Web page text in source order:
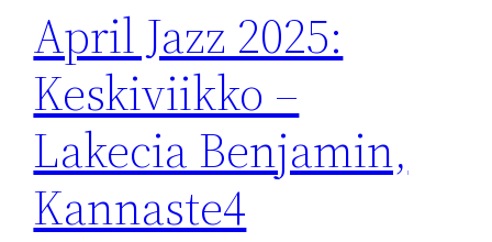
April Jazz 2025:
Keskiviikko –
Lakecia Benjamin,
Kannaste4